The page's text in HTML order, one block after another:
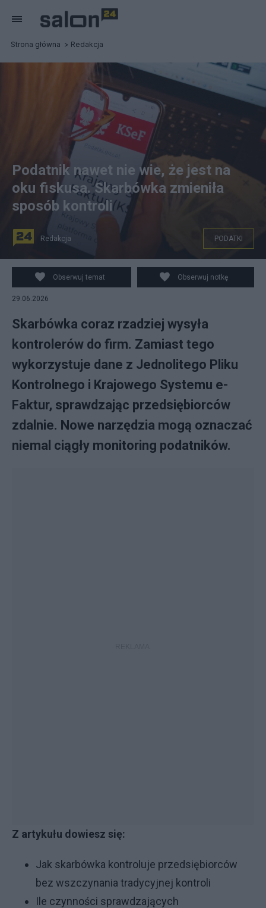
Strona główna Redakcja
Podatnik nawet nie wie, że jest na
oku fiskusa. Skarbówka zmieniła
sposób kontroli
Redakcja PODATKI
Obserwuj temat Obserwuj notkę
29.06.2026
Skarbówka coraz rzadziej wysyła
kontrolerów do firm. Zamiast tego
wykorzystuje dane z Jednolitego Pliku
Kontrolnego i Krajowego Systemu e-
Faktur, sprawdzając przedsiębiorców
zdalnie. Nowe narzędzia mogą oznaczać
niemal ciągły monitoring podatników.
Z artykułu dowiesz się:
Jak skarbówka kontroluje przedsiębiorców
bez wszczynania tradycyjnej kontroli
Ile czynności sprawdzających